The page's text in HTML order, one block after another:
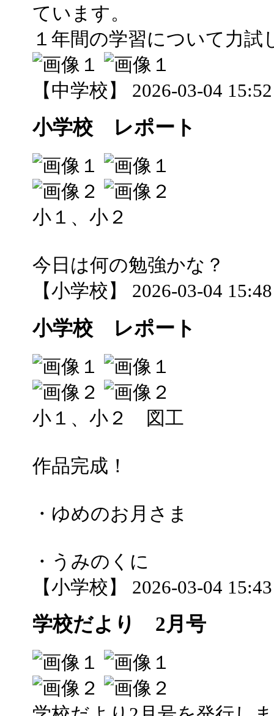
ています。
１年間の学習について力試
【中学校】 2026-03-04
小学校 レポート
小１、小２
今日は何の勉強かな？
【小学校】 2026-03-04
小学校 レポート
小１、小２ 図工
作品完成！
・ゆめのお月さま
・うみのくに
【小学校】 2026-03-04
学校だより 2月号